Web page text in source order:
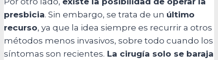
presbicia. Sin embargo, se trata de un último
recurso, ya que la idea siempre es recurrir a otros
métodos menos invasivos, sobre todo cuando los
síntomas son recientes. La cirugía solo se baraja